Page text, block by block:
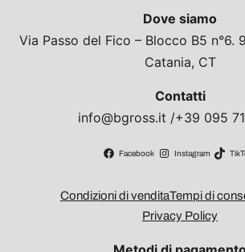
Dove siamo
Via Passo del Fico – Blocco B5 n°6.
Catania, CT
Contatti
info@bgross.it /+39 095
Facebook Instagram
Condizioni di venditaTempi di
Privacy Policy